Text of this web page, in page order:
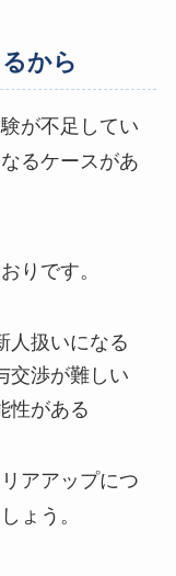
から
が不足してい
るケースがあ
りです。
人扱いになる
交渉が難しい
性がある
アアップにつ
ょう。